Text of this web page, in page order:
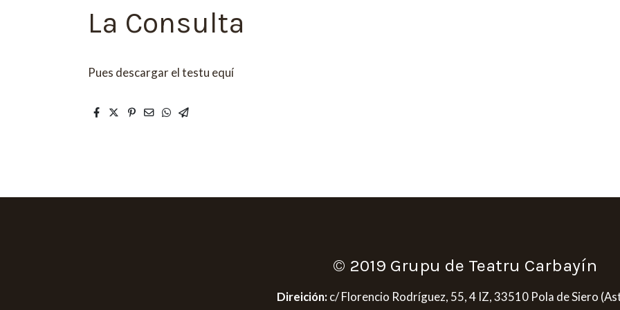
La Consulta
Pues descargar el testu equí
© 2019 Grupu de Teatru Carbayín
Direición: c/ Florencio Rodríguez, 55, 4 IZ, 33510 Pola de Siero